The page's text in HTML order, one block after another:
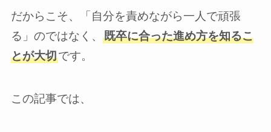
だからこそ、「自分を責めながら一人で頑張
る」のではなく、 既卒に合った進め方を知るこ
とが大切です。
この記事では、